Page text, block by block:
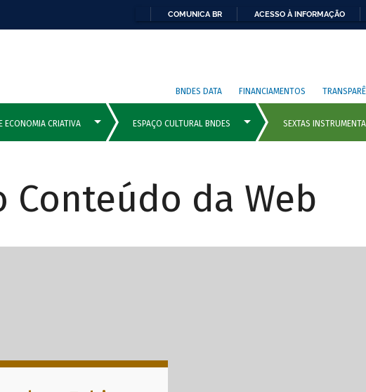
COMUNICA BR ACESSO À INFORMAÇÃO
BNDES DATA FINANCIAMENTOS
da Web
com